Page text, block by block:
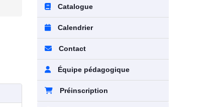
Catalogue
Calendrier
Contact
Équipe pédagogique
Préinscription